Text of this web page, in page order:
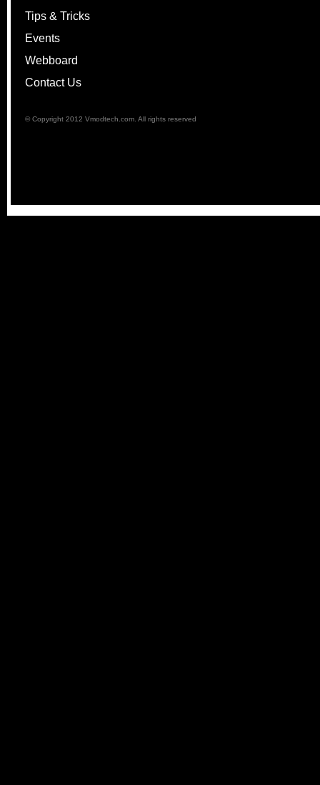
Tips & Tricks
Events
Webboard
Contact Us
© Copyright 2012 Vmodtech.com. All rights reserved